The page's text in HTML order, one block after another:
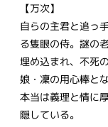
【万次】
自らの主君と追っ
る隻眼の侍。謎の
埋め込まれ、不死
娘・凜の用心棒と
本当は義理と情に
隠している。